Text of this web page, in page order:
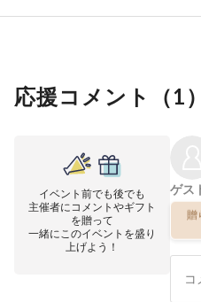
応援コメント（1）
イベント前でも後でも
主催者にコメントやギフト
を贈って
一緒にこのイベントを盛り
上げよう！
ゲス
贈